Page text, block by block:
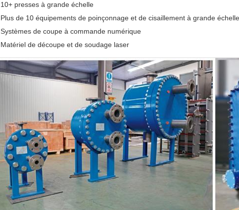
10+ presses à grande échelle
Plus de 10 équipements de poinçonnage et de cisaillement à grande échelle
Systèmes de coupe à commande numérique
Matériel de découpe et de soudage laser